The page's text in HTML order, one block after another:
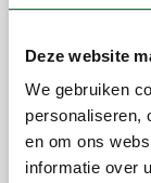
Deze website
We gebruiken
personaliseren,
en om ons
informatie over